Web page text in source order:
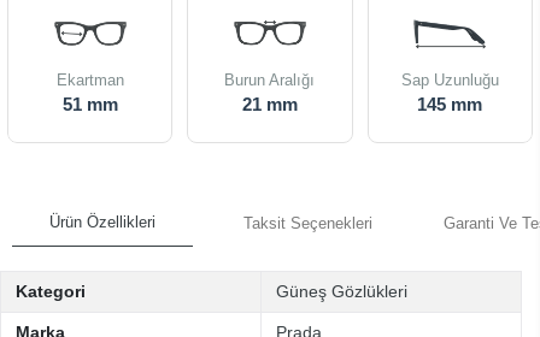
Ekartman
51 mm
Burun Aralığı
21 mm
Sap Uzunluğu
145 mm
Ürün Özellikleri Taksit Seçenekleri Garanti Ve
Kategori Güneş Gözlükleri
Marka Prada